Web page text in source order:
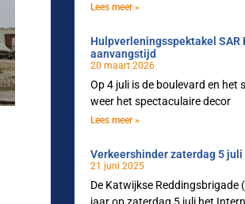
Lees meer »
Hulpverleningsspektakel
aanvangstijd
20 maart 2026
Op 4 juli is de boulevard en het
weer het spectaculaire decor
Lees meer »
Verkeershinder zaterdag 5 juli
21 juni 2025
De Katwijkse Reddingsbrigade